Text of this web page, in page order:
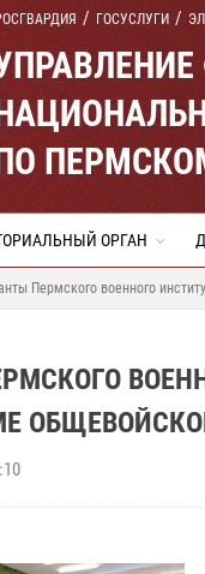
ГОСУСЛУГИ
ОРГАН
Пермского военного